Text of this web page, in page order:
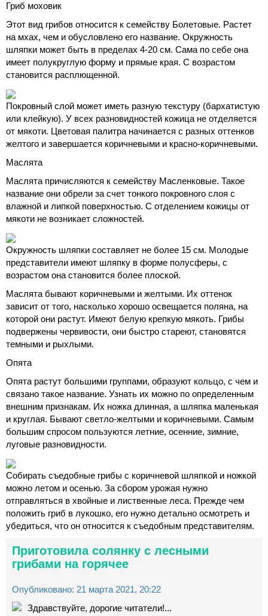
Гриб моховик
Этот вид грибов относится к семейству Болетовые. Растет
на мхах, чем и обусловлено его название. Окружность
шляпки может быть в пределах 4-20 см. Сама по себе она
имеет полукруглую форму и прямые края. С возрастом
становится расплющенной.
Покровный слой может иметь разную текстуру (бархатистую
или клейкую). У всех разновидностей кожица не отделяется
от мякоти. Цветовая палитра начинается с разных оттенков
желтого и завершается коричневыми и красно-коричневыми.
Маслята
Маслята причисляются к семейству Масленковые. Такое
название они обрели за счет тонкого покровного слоя с
влажной и липкой поверхностью. С отделением кожицы от
мякоти не возникает сложностей.
Окружность шляпки составляет не более 15 см. Молодые
представители имеют шляпку в форме полусферы, с
возрастом она становится более плоской.
Маслята бывают коричневыми и желтыми. Их оттенок
зависит от того, насколько хорошо освещается поляна, на
которой они растут. Имеют белую крепкую мякоть. Грибы
подвержены червивости, они быстро стареют, становятся
темными и рыхлыми.
Опята
Опята растут большими группами, образуют кольцо, с чем и
связано такое название. Узнать их можно по определенным
внешним признакам. Их ножка длинная, а шляпка маленькая
и круглая. Бывают светло-желтыми и коричневыми. Самым
большим спросом пользуются летние, осенние, зимние,
луговые разновидности.
Собирать съедобные грибы с коричневой шляпкой и ножкой
можно летом и осенью. За сбором урожая нужно
отправляться в хвойные и лиственные леса. Прежде чем
положить гриб в лукошко, его нужно детально осмотреть и
убедиться, что он относится к съедобным представителям.
Приготовила солянку с лесными
грибами на горячее
Опубликовано: 21 марта 2021, 20:22
Здравствуйте, дорогие читатели!...